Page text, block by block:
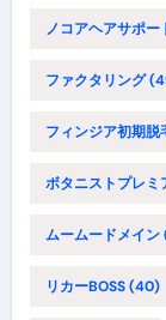
ノコアヘアサポー
ファクタリング
フィンジア初期脱
ボタニストプレミ
ムームードメイン
リカーBOSS(40)